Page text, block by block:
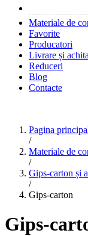
Materiale de
Favorite
Producatori
Livrare și
Reduceri
Blog
Contacte
Pagina
/
Materiale de
/
Gips-carton și
/
Gips-carton
Gips-